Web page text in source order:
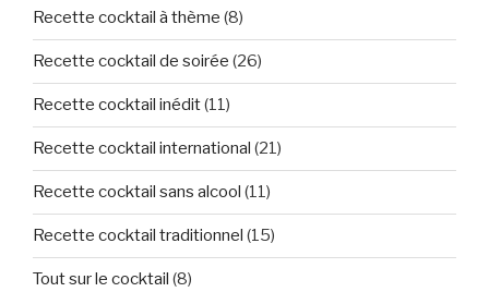
Recette cocktail à thème (8)
Recette cocktail de soirée (26)
Recette cocktail inédit(11)
Recette cocktail international (21)
Recette cocktail sans alcool (11)
Recette cocktail traditionnel (15)
Tout sur le cocktail (8)